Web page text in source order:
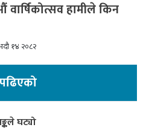
हामीले किन
१४ २०८२
घट्यो